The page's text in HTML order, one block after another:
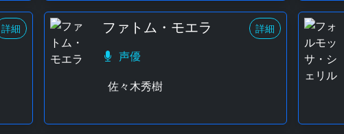
詳細 ファトム・モエラ 詳細
声優
佐々木秀樹